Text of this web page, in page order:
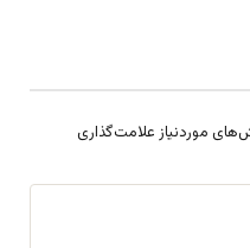
موردنیاز علامت‌گذاری